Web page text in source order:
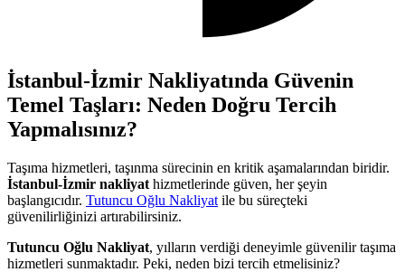
İstanbul-İzmir Nakliyatında Güvenin
Temel Taşları: Neden Doğru Tercih
Yapmalısınız?
Taşıma hizmetleri, taşınma sürecinin en kritik aşamalarından biridir.
İstanbul-İzmir nakliyat hizmetlerinde güven, her şeyin
başlangıcıdır. Tutuncu Oğlu Nakliyat ile bu süreçteki
güvenilirliğinizi artırabilirsiniz.
Tutuncu Oğlu Nakliyat, yılların verdiği deneyimle güvenilir taşıma
hizmetleri sunmaktadır. Peki, neden bizi tercih etmelisiniz?